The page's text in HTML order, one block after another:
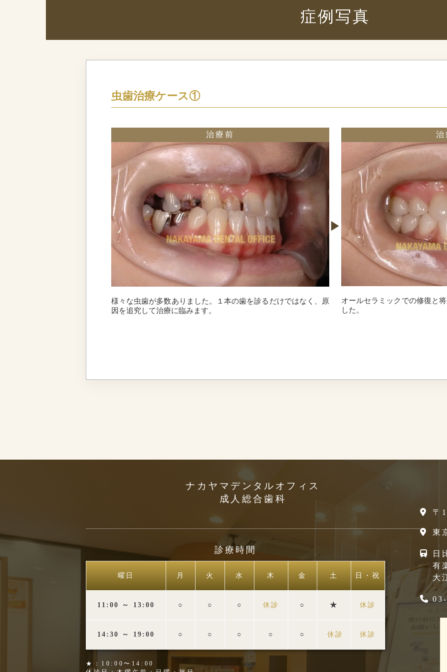
症例写真
虫歯治療ケース①
治療前
様々な虫歯が多数ありました。１本の歯を診るだけではなく、原
因を追究して治療に臨みます。
治
オールセラミックでの修復と
した。
ナカヤマデンタルオフィス
成人総合歯科
診療時間
曜日 月 火 水 木 金 土 日・祝
11:00 ～ 13:00 ○ ○ ○ 休診 ○ ★ 休診
14:30 ～ 19:00 ○ ○ ○ ○ ○ 休診 休診
★：10:00〜14:00
〒
東
日
有
大